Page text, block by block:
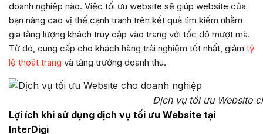
doanh nghiệp nào. Việc tối ưu website sẽ giúp website của
bạn nâng cao vị thế cạnh tranh trên kết quả tìm kiếm nhằm
gia tăng lượng khách truy cập vào trang với tốc độ mượt mà.
Từ đó, cung cấp cho khách hàng trải nghiệm tốt nhất, giảm tỷ
lệ thoát trang và tăng trưởng doanh thu.
Dịch vụ tối ưu Website
Lợi ích khi sử dụng dịch vụ tối ưu Website tại
InterDigi